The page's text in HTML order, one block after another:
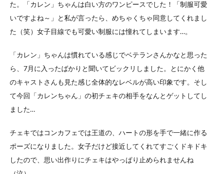
た。「カレン」ちゃんは白い方のワンピースでした！「制服可愛
いですよね～」と私が言ったら、めちゃくちゃ同意してくれまし
た（笑）女子目線でも可愛い制服には憧れてしまいます…。
「カレン」ちゃんは慣れている感じでベテランさんかなと思った
ら、7月に入ったばかりと聞いてビックリしました。とにかく他
のキャストさんも見た感じ全体的なレベルが高い印象です。そし
て今回「カレンちゃん」の初チェキの相手をなんとゲットしてし
ました…
チェキではコンカフェでは王道の、ハートの形を手で一緒に作る
ポーズになりました。女子だけど接近してくれてすごくドキドキ
したので、思い出作りにチェキはやっぱり止められませんね